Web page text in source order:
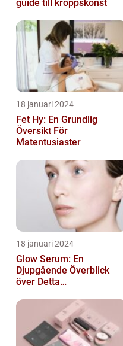
guide till kroppskonst
18 januari 2024
Fet Hy: En Grundlig
Översikt För
Matentusiaster
18 januari 2024
Glow Serum: En
Djupgående Överblick
över Detta